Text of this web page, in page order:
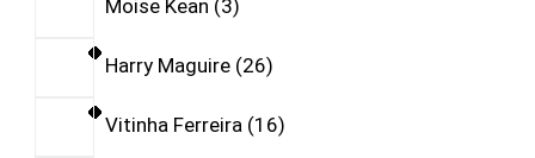
Moise Kean 3
Harry Maguire 26
Vitinha Ferreira 16